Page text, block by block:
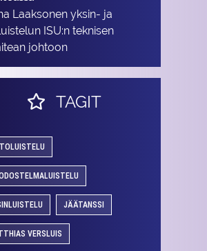
Laaksonen yksin- ja
ISU:n teknisen
johtoon
TAGIT
JÄÄTANSSI
VERSLUIS